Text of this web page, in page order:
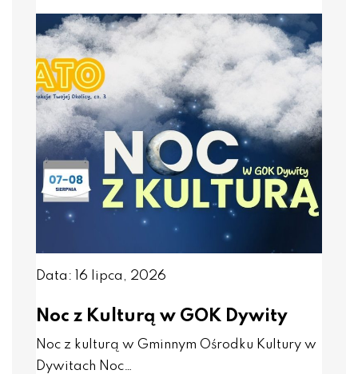
Data: 16 lipca, 2026
Noc z Kulturą w GOK Dywity
Noc z kulturą w Gminnym Ośrodku Kultury w
Dywitach Noc…